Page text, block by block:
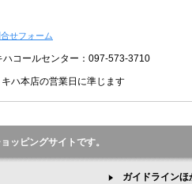
せフォーム
コールセンター：097-573-3710
本店の営業日に準じます
ッピングサイトです。
ガイドラインほ